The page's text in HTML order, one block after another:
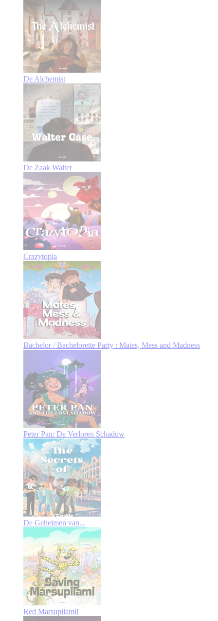
De Alchemist
De Zaak Walter
Crazytopia
Bachelor / Bachelorette Party : Mates, Mess and Madness
Peter Pan: De Verloren Schaduw
De Geheimen van...
Red Marsupilami!